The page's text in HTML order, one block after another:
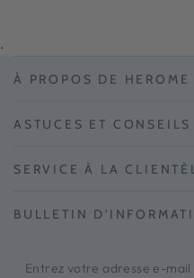
.
À PROPOS DE HEROME
ASTUCES ET CONSEILS
SERVICE À LA
BULLETIN
Entrez